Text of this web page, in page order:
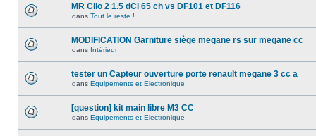
MR Clio 2 1.5 dCi 65 ch vs DF101 et DF116
dans Tout le reste !
MODIFICATION Garniture siège megane rs sur megane cc
dans Intérieur
tester un Capteur ouverture porte renault megane 3 cc a
dans Equipements et Electronique
[question] kit main libre M3 CC
dans Equipements et Electronique